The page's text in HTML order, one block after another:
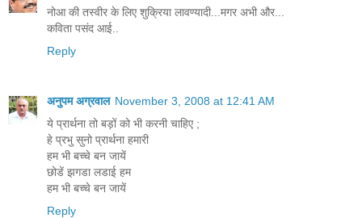
नोआ की तस्वीर के लिए शुक्रिया लावण्यादी...मगर अभी और...
कविता पसंद आई..
Reply
अनुपम अग्रवाल November 3, 2008 at 12:41 AM
ये प्रार्थना तो बड़ों को भी करनी चाहिए ;
हे प्रभु सुनो प्रार्थना हमारी
हम भी बच्चे बन जायें
छोडें झगडा लडाई हम
हम भी बच्चे बन जायें
Reply